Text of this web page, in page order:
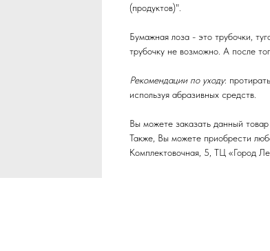
(продуктов)".
Бумажная лоза - это трубочки,
трубочку не возможно. А после
Рекомендации по уходу:
используя абразивных средств.
Вы можете заказать данный
Также, Вы можете приобрести
Комплектовочная, 5, ТЦ «Город